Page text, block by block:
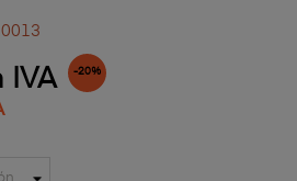
IVA -20%